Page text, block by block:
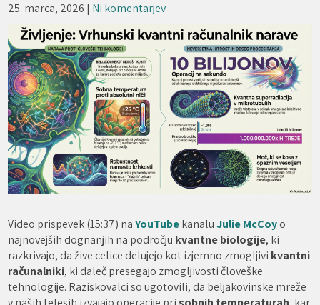
25. marca, 2026 | Ni komentarjev
Video prispevek (15:37) naYouTubekanaluJulie McCoyo
najnovejših dognanjih na področju kvantne biologije, ki
razkrivajo, da žive celice delujejo kot izjemno zmogljivi kvantni
računalniki, ki daleč presegajo zmogljivosti človeške
tehnologije. Raziskovalci so ugotovili, da beljakovinske mreže